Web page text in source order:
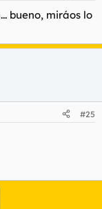
bueno, miráos lo
#25